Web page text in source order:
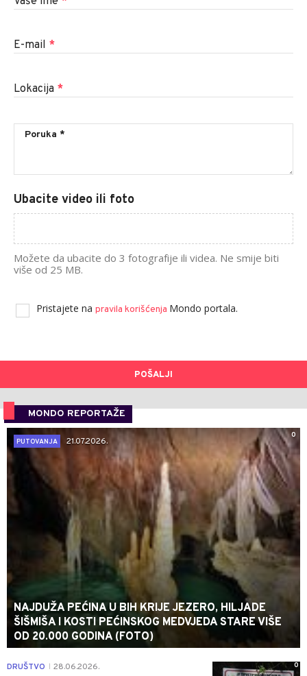
E-mail *
Lokacija *
Ubacite video ili foto
Možete da ubacite do 3 fotografije ili videa. Ne smije biti
više od 25 MB.
Pristajete na pravila korišćenja Mondo portala.
POŠALJI
MONDO REPORTAŽE
0
PUTOVANJA
21.07.2026.
NAJDUŽA PEĆINA U BIH KRIJE JEZERO, HILJADE
ŠIŠMIŠA I KOSTI PEĆINSKOG MEDVJEDA STARE VIŠE
OD 20.000 GODINA (FOTO)
0
DRUŠTVO 28.06.2026.